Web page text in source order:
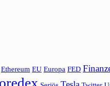
Ethereum EU Europa FED